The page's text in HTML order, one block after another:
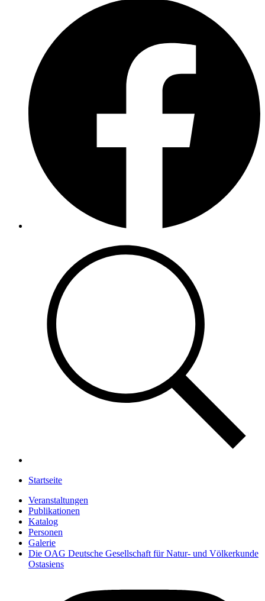
Startseite
Veranstaltungen
Publikationen
Katalog
Personen
Galerie
Die OAG Deutsche Gesellschaft für Natur- und Völkerkunde
Ostasiens